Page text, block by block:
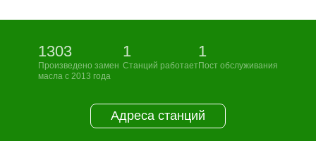
1303
Произведено замен
масла с 2013 года
1
Станций работает
1
Пост обслуживания
Адреса станций